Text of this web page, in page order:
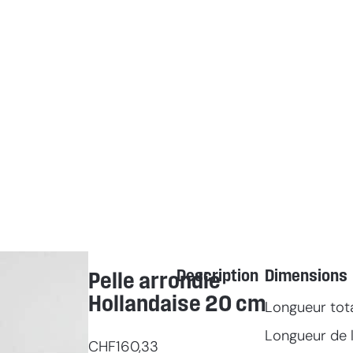
Pelle arrondie
Hollandaise 20 cm
CHF160,33
Description Dimensions
Longueur
Longueur de